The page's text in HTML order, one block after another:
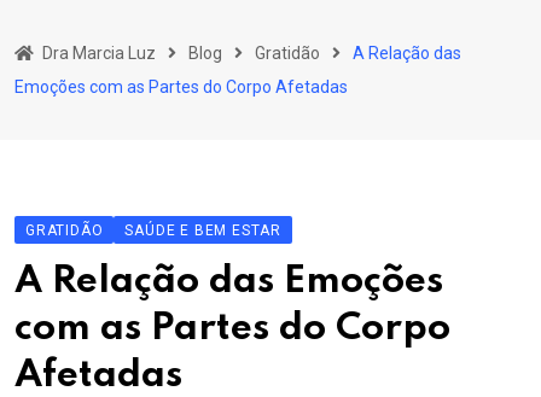
to
content
Dra Marcia Luz Blog Gratidão
A Relação das
Emoções com as Partes do Corpo Afetadas
GRATIDÃO SAÚDE E BEM ESTAR
A Relação das Emoções
com as Partes do Corpo
Afetadas